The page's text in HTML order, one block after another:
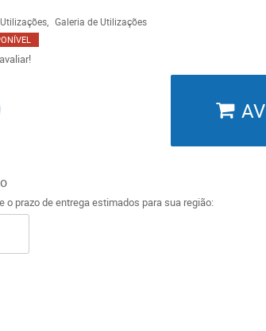
Galeria de Utilizações
o prazo de entrega estimados para sua região: